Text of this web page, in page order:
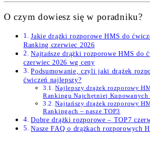
O czym dowiesz się w poradniku?
Jakie drążki rozporowe HMS do
Ranking czerwiec 2026
Najtańsze drążki rozporowe HMS do
czerwiec 2026 wg ceny
Podsumowanie, czyli jaki drążek
ćwiczeń najlepszy?
Najlepszy drążek rozporowy
Rankingu Najchętniej Kupowanych
Najtańszy drążek rozporowy
Rankingach – nasze TOP3
Dobre drążki rozporowe – TOP7
Nasze FAQ o drążkach rozporowych